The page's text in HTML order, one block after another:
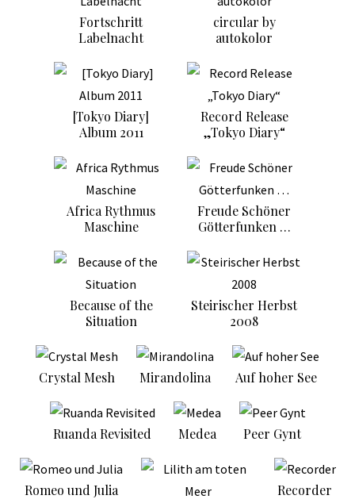
Fortschritt
Labelnacht
circular by
autokolor
[Tokyo Diary]
Album 2011
Record Release
„Tokyo Diary“
Africa Rythmus
Maschine
Freude Schöner
Götterfunken …
Because of the
Situation
Steirischer Herbst
2008
Crystal Mesh Mirandolina Auf hoher See
Ruanda Revisited Medea Peer Gynt
Romeo und Julia
Recorder